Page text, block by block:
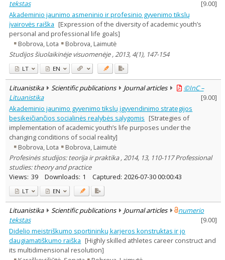
tekstas
[9.00]
Akademinio jaunimo asmeninio ir profesinio gyvenimo tikslų
įvairovės raiška [Expression of the diversity of academic youth’s
personal and professional life goals]
Bobrova, Lota
Bobrova, Laimutė
Studijos šiuolaikinėje visuomenėje , 2013, 4(1), 147-154
LT EN
Lituanistika Scientific publications Journal articles
©InC –
Lituanistika
[9.00]
Akademinio jaunimo gyvenimo tikslų įgyvendinimo strategijos
besikeičiančios socialinės realybės sąlygomis [Strategies of
implementation of academic youth’s life purposes under the
changing conditions of social reality]
Bobrova, Lota
Bobrova, Laimutė
Profesinės studijos: teorija ir praktika , 2014, 13, 110-117 Professional
studies: theory and practice
Views: 39 Downloads: 1 Captured: 2026-07-30 00:00:43
LT EN
Lituanistika Scientific publications Journal articles
numerio
tekstas
[9.00]
Didelio meistriškumo sportininkų karjeros konstruktas ir jo
daugiamatiškumo raiška [Highly skilled athletes career construct and
its multidimensional resolution]